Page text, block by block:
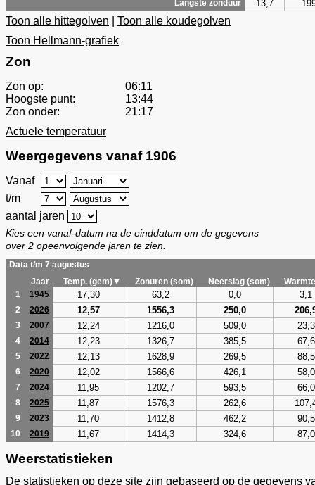
Langste zonduur 13,7
Toon alle hittegolven
Toon alle koudegolven
Toon Hellmann-grafiek
Zon
Zon op:
06:11
Hoogste punt:
13:44
Zon onder:
21:17
Actuele temperatuur
Weergegevens vanaf 1906
Vanaf
t/m
aantal jaren
Kies een vanaf-datum na de einddatum om de gegevens
over 2 opeenvolgende jaren te zien.
Data t/m 7 augustus
Jaar
Temp. (gem)▼ Zonuren (som) Neerslag (som)
1
1945 17,30 63,2 0,0 3,1
2 2026 12,57 1556,3 250,0
3 2007 12,24 1216,0 509,0 23,3
4 2014 12,23 1326,7 385,5 67,6
5 2022 12,13 1628,9 269,5 88,5
6 2020 12,02 1566,6 426,1 58,0
7 2024 11,95 1202,7 593,5 66,0
8 2025 11,87 1576,3 262,6
9 2023 11,70 1412,8 462,2 90,5
10 2019 11,67 1414,3 324,6 87,0
Weerstatistieken
De statistieken op deze site zijn gebaseerd op de gegevens